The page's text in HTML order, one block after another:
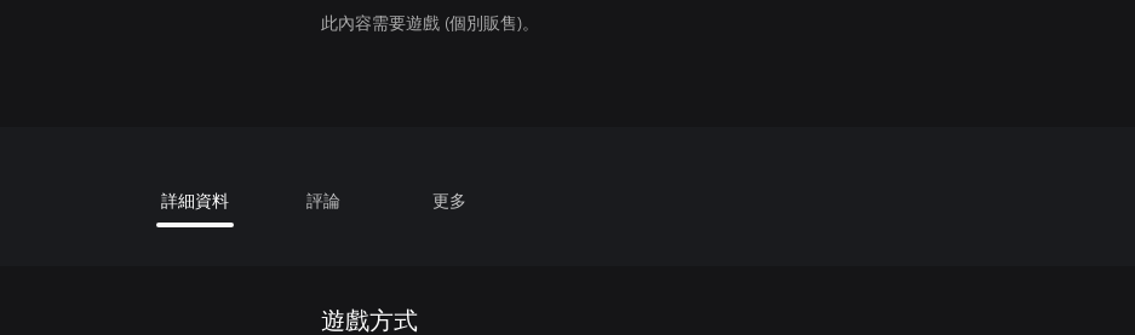
此內容需要遊戲 (個別販售)。
詳細資料 評論 更多
遊戲方式